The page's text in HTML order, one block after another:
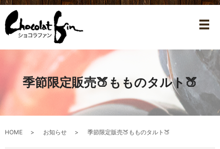
メ
季節限定販売🍑もものタルト🍑
HOME お知らせ 季節限定販売🍑もものタルト🍑